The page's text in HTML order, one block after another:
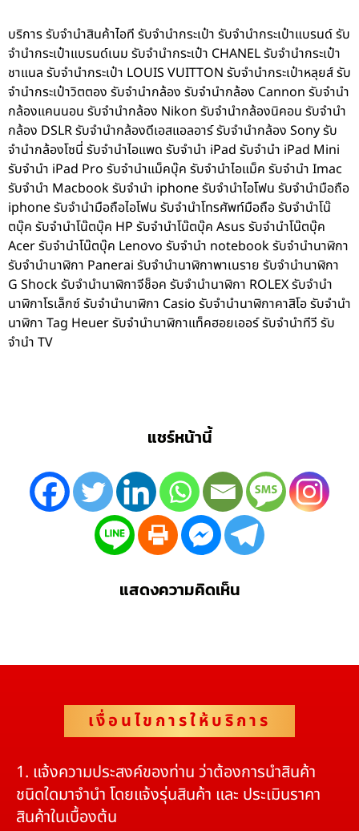
บริการ รับจำนำสินค้าไอที รับจำนำกระเป๋า รับจำนำกระเป๋าแบรนด์ รับ
จำนำกระเป๋าแบรนด์เนม รับจำนำกระเป๋า CHANEL รับจำนำกระเป๋า
ชาแนล รับจำนำกระเป๋า LOUIS VUITTON รับจำนำกระเป๋าหลุยส์ รับ
จำนำกระเป๋าวิตตอง รับจำนำกล้อง รับจำนำกล้อง Cannon รับจำนำ
กล้องแคนนอน รับจำนำกล้อง Nikon รับจำนำกล้องนิคอน รับจำนำ
กล้อง DSLR รับจำนำกล้องดีเอสแอลอาร์ รับจำนำกล้อง Sony รับ
จำนำกล้องโซนี่ รับจำนำไอแพด รับจำนำ iPad รับจำนำ iPad Mini
รับจำนำ iPad Pro รับจำนำแม็คบุ๊ค รับจำนำไอแม็ค รับจำนำ Imac
รับจำนำ Macbook รับจำนำ iphone รับจำนำไอโฟน รับจำนำมือถือ
iphone รับจำนำมือถือไอโฟน รับจำนำโทรศัพท์มือถือ รับจำนำโน๊
ตบุ๊ค รับจำนำโน๊ตบุ๊ค HP รับจำนำโน๊ตบุ๊ค Asus รับจำนำโน๊ตบุ๊ค
Acer รับจำนำโน๊ตบุ๊ค Lenovo รับจำนำ notebook รับจำนำนาฬิกา
รับจำนำนาฬิกา Panerai รับจำนำนาฬิกาพาเนราย รับจำนำนาฬิกา
G Shock รับจำนำนาฬิกาจีช็อค รับจำนำนาฬิกา ROLEX รับจำนำ
นาฬิกาโรเล็กซ์ รับจำนำนาฬิกา Casio รับจำนำนาฬิกาคาสิโอ รับจำนำ
นาฬิกา Tag Heuer รับจำนำนาฬิกาแท็คฮอยเออร์ รับจำนำทีวี รับ
จำนำ TV
แชร์หน้านี้
แสดงความคิดเห็น
เงื่อนไขการให้บริการ
1. แจ้งความประสงค์ของท่าน ว่าต้องการนำสินค้า
ชนิดใดมาจำนำ โดยแจ้งรุ่นสินค้า และ ประเมินราคา
สินค้าในเบื้องต้น